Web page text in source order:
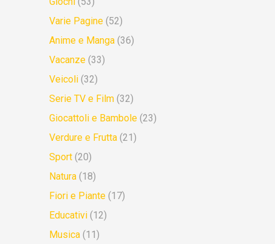
Varie Pagine (52)
Anime e Manga (36)
Vacanze (33)
Veicoli (32)
Serie TV e Film (32)
Giocattoli e Bambole (23)
Verdure e Frutta (21)
Sport (20)
Natura (18)
Fiori e Piante (17)
Educativi (12)
Musica (11)